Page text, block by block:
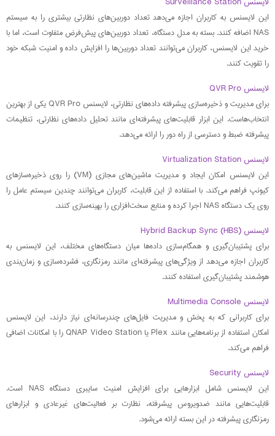
این لایسنس به کاربران اجازه می‌دهد تعداد دوربین‌های نظارتی بیشتری را به سیستم
NAS اضافه کنند. بسته به مدل دستگاه، تعداد دوربین‌های پیش‌فرض متفاوت است، اما با
خرید این لایسنس، کاربران می‌توانند تعداد دوربین‌ها را افزایش داده و امنیت شبکه خود
را تقویت کنند.
لایسنس QVR Pro
برای مدیریت و ذخیره‌سازی پیشرفته داده‌های نظارتی، لایسنس QVR Pro یکی از بهترین
انتخاب‌هاست. این ابزار قابلیت‌های پیشرفته‌ای مانند تحلیل داده‌های نظارتی، تنظیمات
پیشرفته ضبط و دسترسی از راه دور را ارائه می‌دهد.
لایسنس Virtualization Station
این لایسنس امکان ایجاد و مدیریت ماشین‌های مجازی (VM) را روی ذخیره‌سازهای
کیونپ فراهم می‌کند. با استفاده از این قابلیت، کاربران می‌توانند چندین سیستم عامل را
روی یک دستگاه NAS اجرا کرده و منابع سخت‌افزاری را بهینه‌سازی کنند.
لایسنس Hybrid Backup Sync (HBS)
برای پشتیبان‌گیری و همگام‌سازی داده‌ها میان دستگاه‌های مختلف، این لایسنس به
کاربران اجازه می‌دهد از ویژگی‌های پیشرفته‌ای مانند رمزنگاری، فشرده‌سازی و زمان‌بندی
هوشمند پشتیبان‌گیری استفاده کنند.
لایسنس Multimedia Console
برای کاربرانی که به پخش و مدیریت فایل‌های چندرسانه‌ای نیاز دارند، این لایسنس
امکان استفاده از برنامه‌هایی مانند Plex یا QNAP Video Station را با امکانات اضافی
فراهم می‌کند.
لایسنس Security
این لایسنس شامل ابزارهایی برای افزایش امنیت سایبری دستگاه NAS است.
قابلیت‌هایی مانند ضدویروس پیشرفته، نظارت بر فعالیت‌های غیرعادی و ابزارهای
رمزنگاری پیشرفته در این بسته ارائه می‌شود.